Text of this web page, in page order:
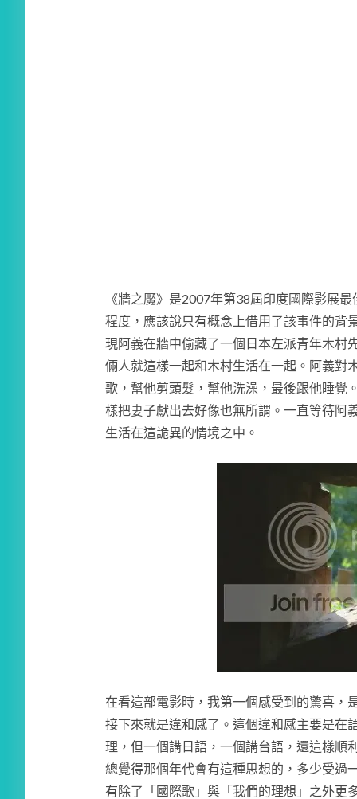
《牆之魘》是2007年第38屆印度國際影展
程度，應該說只有概念上借用了該事件的背
現阿義在牆中偷藏了一個日本左派青年木村
倆人就這樣一起和木村生活在一起。阿義對
歌，幫他剪頭髮，幫他洗澡，最後跟他睡覺
樣把妻子獻出去好像也無所謂。一直等待阿
生活在這詭異的情境之中。
在看這部電影時，我第一個感受到的驚喜，
接下來就是違和感了。這個違和感主要是在
理，但一個講日語，一個講台語，還這樣
總覺得那個年代會有這種思想的，多少受過
有除了「國際歌」與「我們的理想」之外更